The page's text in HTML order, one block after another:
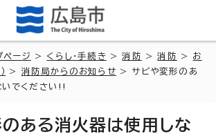
ページ > くらし・手続き >消防 >消防 > お
> 消防局からのお知らせ > サビや変形のあ
でください!!
ある消火器は使用しな